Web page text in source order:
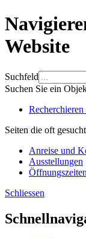
Website
Suchfeld
Suchen Sie ein
Seiten die oft
Anreise und
Ausstellungen
Schliessen